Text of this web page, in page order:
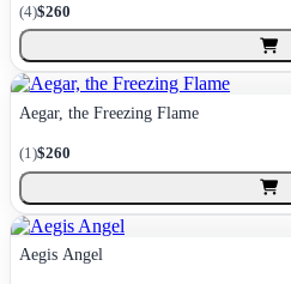
(4)$260
Aegar, the Freezing Flame
(1)$260
Aegis Angel